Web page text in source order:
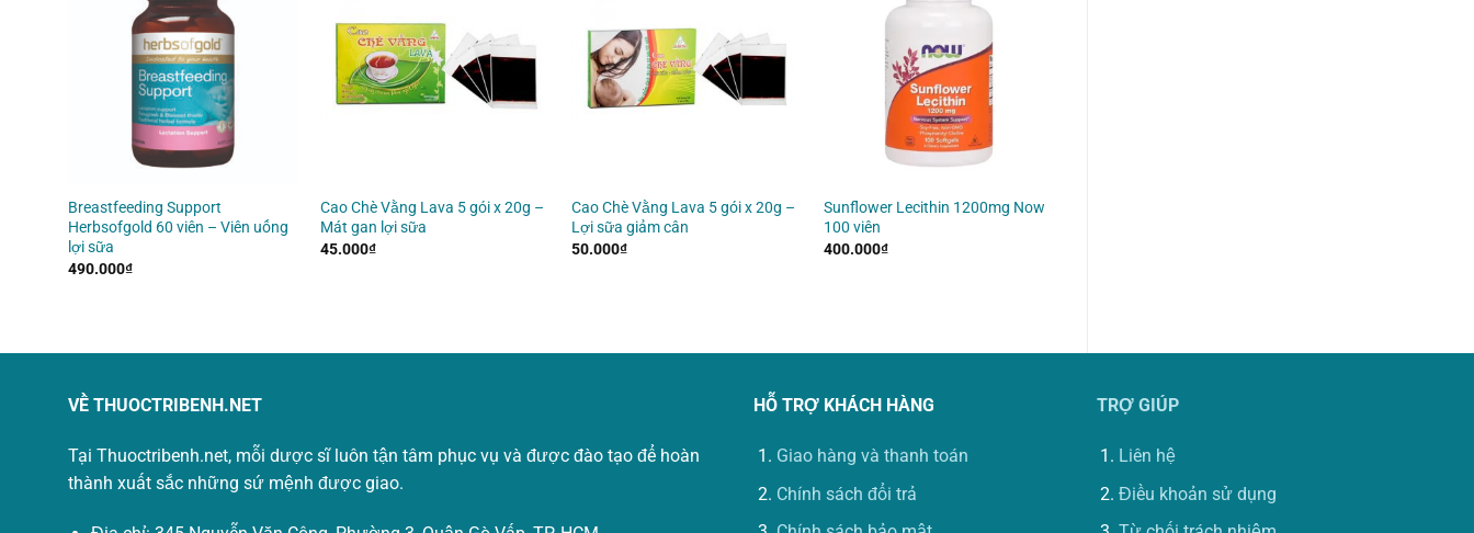
Breastfeeding Support
Herbsofgold 60 viên – Viên uống
lợi sữa
490.000₫
Cao Chè Vằng Lava 5 gói x 20g –
Mát gan lợi sữa
45.000₫
Cao Chè Vằng Lava 5 gói x 20g –
Lợi sữa giảm cân
50.000₫
Sunflower Lecithin 1200mg Now
100 viên
400.000₫
VỀ THUOCTRIBENH.NET
Tại Thuoctribenh.net, mỗi dược sĩ luôn tận tâm phục vụ và được đào tạo để hoàn
thành xuất sắc những sứ mệnh được giao.
HỖ TRỢ KHÁCH HÀNG
Giao hàng và thanh toán
Chính sách đổi trả
TRỢ GIÚP
Liên hệ
Điều khoản sử dụng